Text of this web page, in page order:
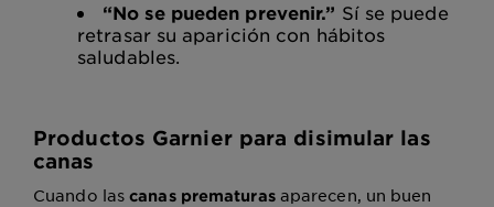
“No se pueden prevenir.” Sí se puede
retrasar su aparición con hábitos
saludables.
Productos Garnier para disimular las
canas
Cuando lascanas prematurasaparecen, un buen